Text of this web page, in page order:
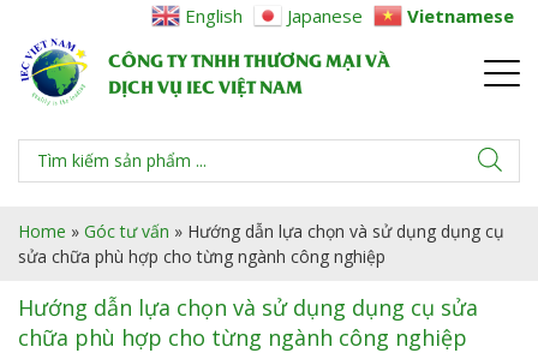
CÔNG TY TNHH THƯƠNG MẠI VÀ
DỊCH VỤ IEC VIỆT NAM
Home » Góc tư vấn » Hướng dẫn lựa chọn và sử dụng dụng cụ
sửa chữa phù hợp cho từng ngành công nghiệp
Hướng dẫn lựa chọn và sử dụng dụng cụ sửa
chữa phù hợp cho từng ngành công nghiệp
English Japanese Vietnamese